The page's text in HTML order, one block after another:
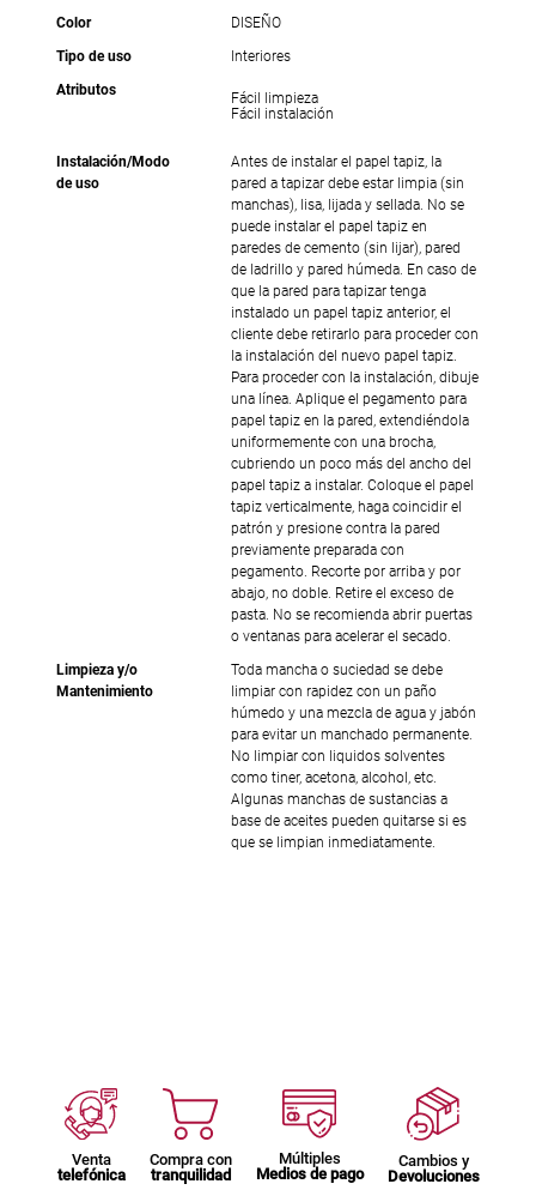
Color
DISEÑO
Tipo de uso
Interiores
Atributos
Fácil limpieza
Fácil instalación
Instalación/Modo
de uso
Antes de instalar el papel tapiz, la
pared a tapizar debe estar limpia (sin
manchas), lisa, lijada y sellada. No se
puede instalar el papel tapiz en
paredes de cemento (sin lijar), pared
de ladrillo y pared húmeda. En caso de
que la pared para tapizar tenga
instalado un papel tapiz anterior, el
cliente debe retirarlo para proceder con
la instalación del nuevo papel tapiz.
Para proceder con la instalación, dibuje
una línea. Aplique el pegamento para
papel tapiz en la pared, extendiéndola
uniformemente con una brocha,
cubriendo un poco más del ancho del
papel tapiz a instalar. Coloque el papel
tapiz verticalmente, haga coincidir el
patrón y presione contra la pared
previamente preparada con
pegamento. Recorte por arriba y por
abajo, no doble. Retire el exceso de
pasta. No se recomienda abrir puertas
o ventanas para acelerar el secado.
Limpieza y/o
Mantenimiento
Toda mancha o suciedad se debe
limpiar con rapidez con un paño
húmedo y una mezcla de agua y jabón
para evitar un manchado permanente.
No limpiar con liquidos solventes
como tiner, acetona, alcohol, etc.
Algunas manchas de sustancias a
base de aceites pueden quitarse si es
que se limpian inmediatamente.
Venta
telefónica
Compra con
tranquilidad
Múltiples
Medios de pago
Cambios y
Devoluciones